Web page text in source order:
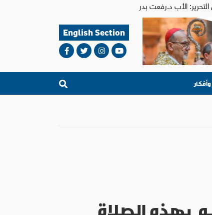
English Section
وأفكار